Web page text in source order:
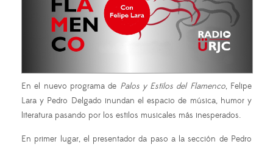
En el nuevo programa de Palos y Estilos del Flamenco, Felipe
Lara y Pedro Delgado inundan el espacio de música, humor y
literatura pasando por los estilos musicales más inesperados.
En primer lugar, el presentador da paso a la sección de Pedro